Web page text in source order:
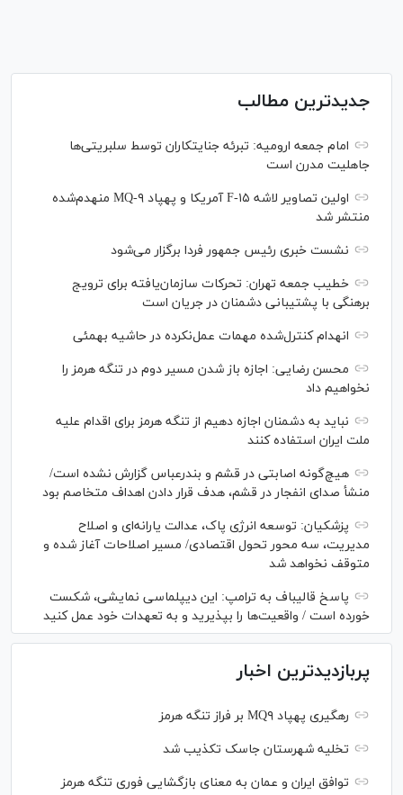
جدیدترین مطالب
امام جمعه ارومیه: تبرئه جنایتکاران توسط سلبریتی‌ها
جاهلیت مدرن است
اولین تصاویر لاشه F-۱۵ آمریکا و پهپاد MQ-۹ منهدم‌شده
منتشر شد
نشست خبری رئیس‌ جمهور فردا برگزار می‌شود
خطیب جمعه تهران: تحرکات سازمان‌یافته برای ترویج
برهنگی با پشتیبانی دشمنان در جریان است
انهدام کنترل‌شده مهمات عمل‌نکرده در حاشیه بهمئی
محسن رضایی: اجازه باز شدن مسیر دوم در تنگه هرمز را
نخواهیم داد
نباید به دشمنان اجازه دهیم از تنگه هرمز برای اقدام علیه
ملت ایران استفاده کنند
هیچ‌گونه اصابتی در قشم و بندرعباس گزارش نشده است/
منشأ صدای انفجار در قشم، هدف قرار دادن اهداف متخاصم بود
پزشکیان: توسعه انرژی پاک، عدالت یارانه‌ای و اصلاح
مدیریت، سه محور تحول اقتصادی/ مسیر اصلاحات آغاز شده و
متوقف نخواهد شد
پاسخ قالیباف به ترامپ: این دیپلماسی نمایشی، شکست
خورده است / واقعیت‌ها را بپذیرید و به تعهدات خود عمل کنید
پربازدیدترین اخبار
رهگیری پهپاد MQ۹ بر فراز تنگه هرمز
تخلیه شهرستان جاسک تکذیب شد
توافق ایران و عمان به معنای بازگشایی فوری تنگه هرمز